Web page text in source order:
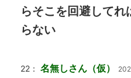
らそこを回避して
らない
22： 名無しさん（仮）